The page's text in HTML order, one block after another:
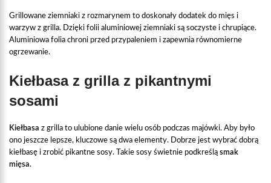
Grillowane ziemniaki z rozmarynem to doskonały dodatek do mięs i
warzyw z grilla. Dzięki folii aluminiowej ziemniaki są soczyste i chrupiące.
Aluminiowa folia chroni przed przypaleniem i zapewnia równomierne
ogrzewanie.
Kiełbasa z grilla z pikantnymi
sosami
Kiełbasa z grilla to ulubione danie wielu osób podczas majówki. Aby było
ono jeszcze lepsze, kluczowe są dwa elementy. Dobrze jest wybrać dobrą
kiełbasę i zrobić pikantne sosy. Takie sosy świetnie podkreślą smak
mięsa.